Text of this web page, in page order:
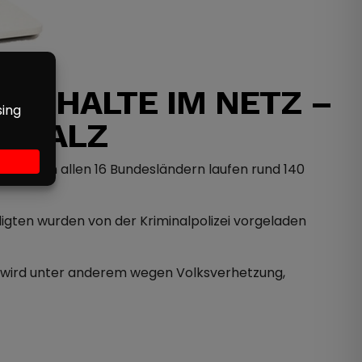
INHALTE IM NETZ –
In allen 16 Bundesländern laufen rund 140
wurden von der Kriminalpolizei vorgeladen
unter anderem wegen Volksverhetzung,